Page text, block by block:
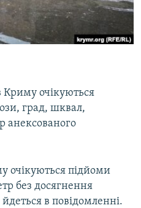
Криму очікуються
град, шквал,
анексованого
очікуються підйоми
без досягнення
в повідомленні.